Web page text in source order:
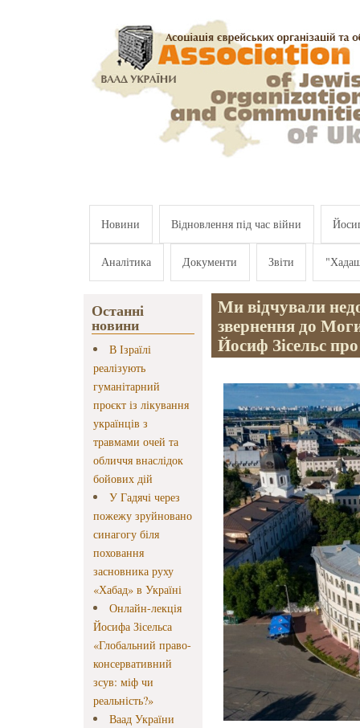
Новини Відновлення під час війни
Аналітика Документи Звіти
Останні
новини
В Ізраїлі
реалізують
гуманітарний
проєкт із лікування
українців з
травмами очей та
обличчя внаслідок
бойових дій
У Гадячі через
пожежу зруйновано
синагогу біля
поховання
засновника руху
«Хабад» в Україні
Онлайн-лекція
Йосифа Зісельса
«Глобальний право-
консервативний
зсув: міф чи
реальність?»
Ваад України
Ми відчували
звернення до
Йосиф Зісельс